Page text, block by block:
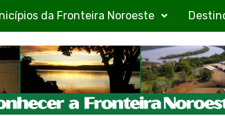
da Fronteira Noroeste